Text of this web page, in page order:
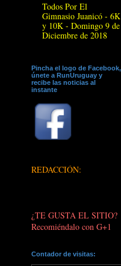
Todos Por El
Gimnasio Juanicó - 6K
y 10K - Domingo 9 de
Diciembre de 2018
Pincha el logo de Facebook,
únete a RunUruguay y
recibe las noticias al
instante
REDACCIÓN:
¿TE GUSTA EL SITIO?
Recomiéndalo con G+1
Contador de visitas: